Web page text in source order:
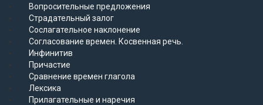
Вопросительные предложения
Страдательный залог
Сослагательное наклонение
Согласование времен. Косвенная речь.
Инфинитив
Причастие
Сравнение времен глагола
Лексика
Прилагательные и наречия